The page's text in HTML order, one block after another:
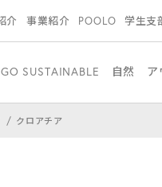
介 事業紹介 POOLO 学生支
GO SUSTAINABLE 自然 ア
クロアチア